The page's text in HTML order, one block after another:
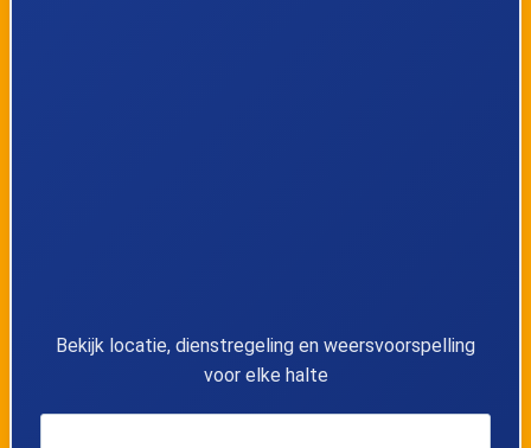
Bekijk locatie, dienstregeling en weersvoorspelling
voor elke halte